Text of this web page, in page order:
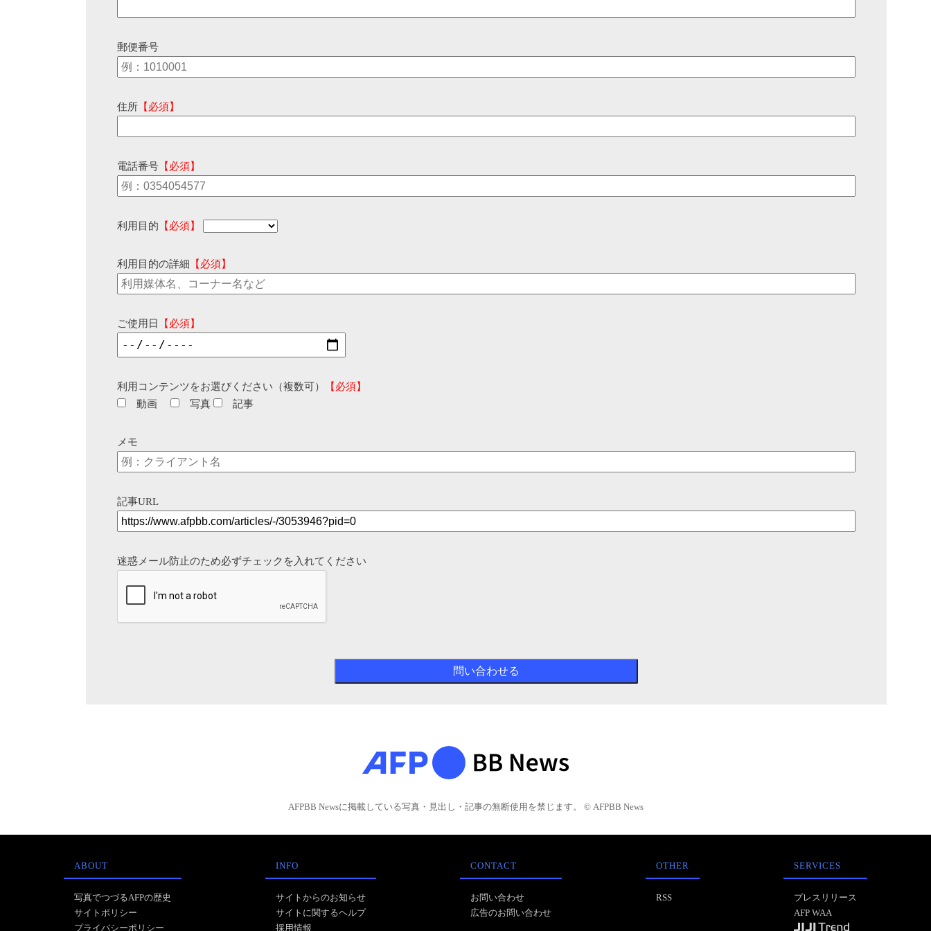
郵便番号
住所 【必須】
電話番号 【必須】
利用目的 【必須】
利用目的の詳細 【必須】
ご使用日 【必須】
利用コンテンツをお選びください（複数可）
【必須】
動画
写真 記事
メモ
記事URL
迷惑メール防止のため必ずチェックを入れてください
AFPBB Newsに掲載している写真・見出し・記事の無断使用を禁じます。 © AFPBB News
ABOUT
写真でつづるAFPの歴史
サイトポリシー
プライバシーポリシー
INFO
サイトからのお知らせ
サイトに関するヘルプ
採用情報
CONTACT
お問い合わせ
広告のお問い合わせ
OTHER
RSS
SERVICES
プレスリリース
AFP WAA